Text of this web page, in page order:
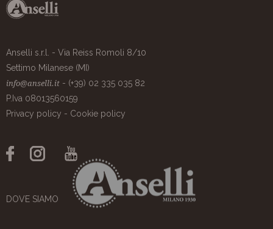
Anselli s.r.l. - Via Reiss Romoli 8/10
Settimo Milanese (MI)
info@anselli.it - (+39) 02 335 035 82
P.Iva 08013560159
Privacy policy - Cookie policy
DOVE SIAMO